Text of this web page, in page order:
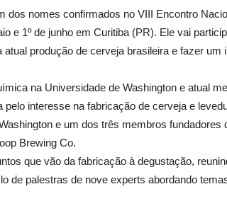
dos nomes confirmados no VIII Encontro
e 1º de junho em Curitiba (PR). Ele vai
produção de cerveja brasileira e fazer
na Universidade de Washington e atual
interesse na fabricação de cerveja e
e um dos três membros
Brewing Co.
que vão da fabricação à degustação,
de palestras de nove experts abordando